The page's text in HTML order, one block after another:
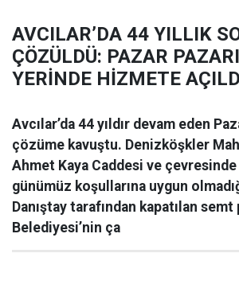
AVCILAR’DA 44 YILLIK
ÇÖZÜLDÜ: PAZAR
YERİNDE HİZMETE
Avcılar’da 44 yıldır devam eden
çözüme kavuştu. Denizköşkler
Ahmet Kaya Caddesi ve
günümüz koşullarına uygun
Danıştay tarafından kapatılan semt
Belediyesi’nin ça